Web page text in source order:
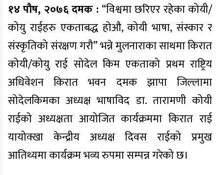
१४ पौष, २०७६ दमक : “विश्वमा छरिएर रहेका कोयी/
कोयु राईहरु एकताबद्ध होऔ, कोयी भाषा, संस्कार र
संस्कृतिको संरक्षण गरौ” भन्ने मुलनाराका साथमा किरात
कोयी/कोयु राई सोदेल किम एकताको प्रथम राष्ट्रिय
अधिवेशन किरात भवन दमक झापा जिल्लामा
सोदेलकिमका अध्यक्ष भाषाविद डा. तारामणी कोयी
राईको अध्यक्षता आयोजित कार्यक्रममा किरात राई
यायोक्खा केन्द्रीय अध्यक्ष दिवस राईको प्रमुख
आतिथ्यमा कार्यक्रम भव्य रुपमा सम्पन्न गरेको छ।